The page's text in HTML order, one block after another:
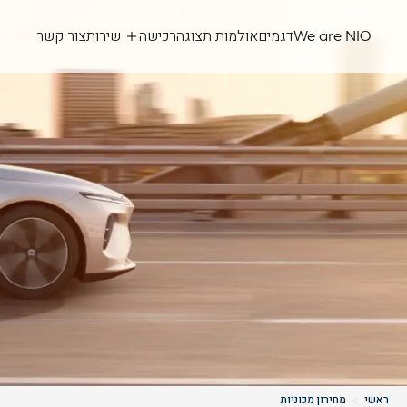
We are NIOדגמיםאולמות תצוגהרכישה שירותצור קשר
ראשי מחירון מכוניות